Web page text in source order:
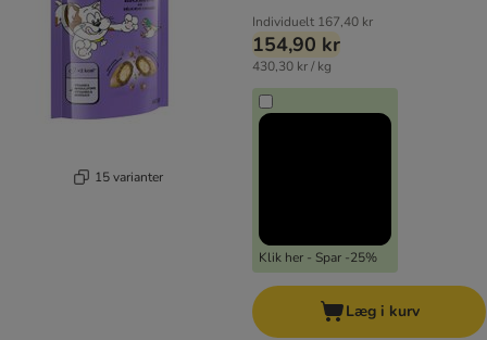
15 varianter
Individuelt 167,40 kr
154,90 kr
430,30 kr / kg
Klik her - Spar -25%
Læg i kurv